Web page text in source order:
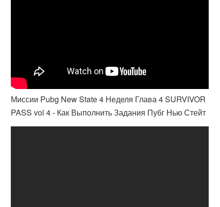
Миссии Pubg New State 4 Неделя Глава 4 SURVIVOR
PASS vol 4 - Как Выполнить Задания Пубг Нью Стейт